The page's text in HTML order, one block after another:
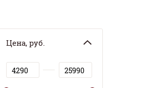
Цена, руб.